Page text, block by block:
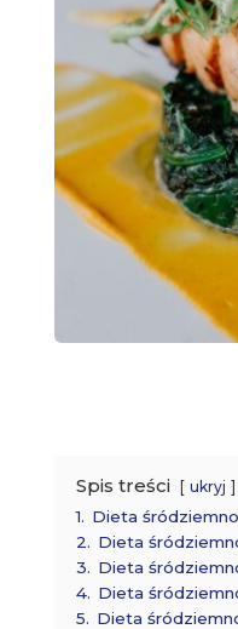
Spis treści ukryj
1. Dieta
2. Dieta
3. Dieta
4. Dieta
5. Dieta